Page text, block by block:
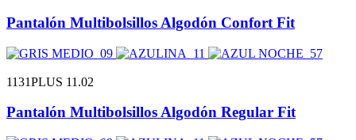
Pantalón Multibolsillos Algodón Confort Fit
1131PLUS 11.02
Pantalón Multibolsillos Algodón Regular Fit